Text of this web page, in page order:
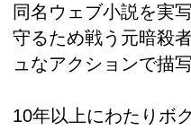
同名ウェブ小説を実
守るため戦う元暗殺
ュなアクションで描写
10年以上にわたりボ